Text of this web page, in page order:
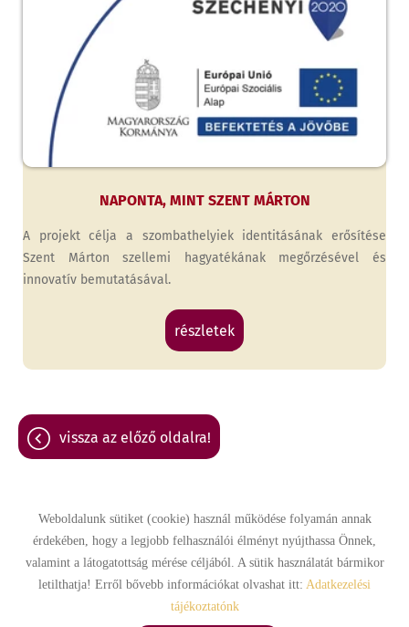
NAPONTA, MINT SZENT MÁRTON
A projekt célja a szombathelyiek identitásának erősítése
Szent Márton szellemi hagyatékának megőrzésével és
innovatív bemutatásával.
részletek
vissza az előző oldalra!
Oldal információk Adatkezelési tájékoztató Impresszum
Sütik kezelése
Weboldalunk sütiket (cookie) használ működése folyamán annak
érdekében, hogy a legjobb felhasználói élményt nyújthassa Önnek,
valamint a látogatottság mérése céljából. A sütik használatát bármikor
letilthatja! Erről bővebb információkat olvashat itt: Adatkezelési
tájékoztatónk